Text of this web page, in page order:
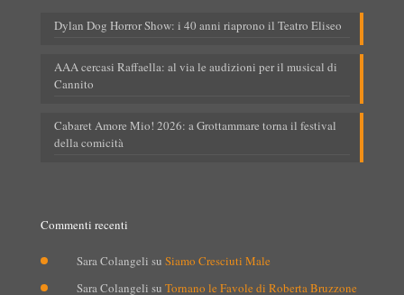
Dylan Dog Horror Show: i 40 anni riaprono il Teatro Eliseo
AAA cercasi Raffaella: al via le audizioni per il musical di
Cannito
Cabaret Amore Mio! 2026: a Grottammare torna il festival
della comicità
Commenti recenti
Sara Colangeli su Siamo Cresciuti Male
Sara Colangeli su Tornano le Favole di Roberta Bruzzone